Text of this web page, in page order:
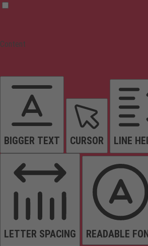
Content
BIGGER TEXT CURSOR LINE
LETTER SPACING READABLE